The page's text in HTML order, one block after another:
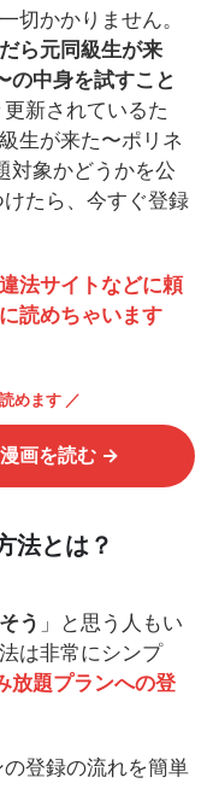
切かかりません。
ら元同級生が来
の中身を試すこと
新されているた
生が来た〜ポリネ
対象かどうかを公
たら、今すぐ登録
違法サイトなどに頼
読めちゃいます
めます ／
画を読む →
法とは？
う 」と思う人もい
は非常にシンプ
放題プランへの登
登録の流れを簡単